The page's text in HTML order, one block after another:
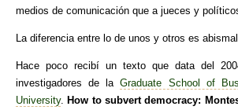
medios de comunicación que a jueces y
La diferencia entre lo de unos y otros es abismal.
Hace poco recibí un texto que data del
investigadores de laGraduate School of
University. How to subvert democracy: